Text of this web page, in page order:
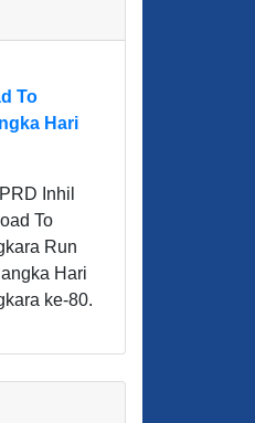
To
Hari
Inhil
To
Run
Hari
ke-80.